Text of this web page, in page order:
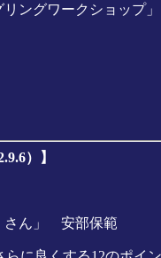
リングワークショップ」
）】
さん」 安部保範